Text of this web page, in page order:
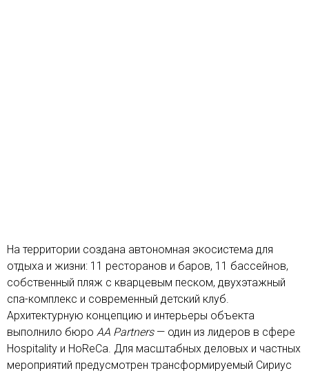
На территории создана автономная экосистема для
отдыха и жизни: 11 ресторанов и баров, 11 бассейнов,
собственный пляж с кварцевым песком, двухэтажный
спа-комплекс и современный детский клуб.
Архитектурную концепцию и интерьеры объекта
выполнило бюро AA Partners— один из лидеров в сфере
Hospitality и HoReCa. Для масштабных деловых и частных
мероприятий предусмотрен трансформируемый Сириус